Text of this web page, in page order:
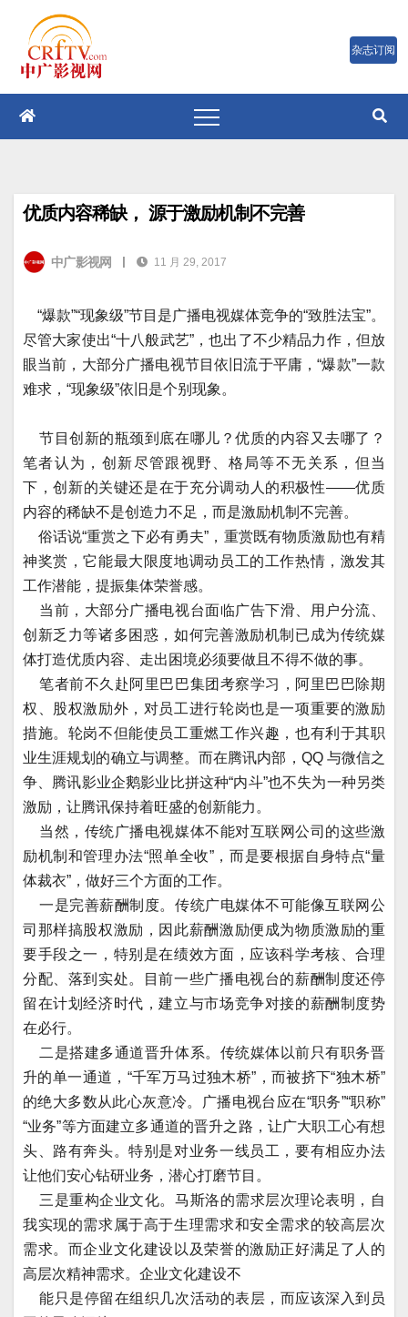
容
优质内容稀缺， 源于激励机制不完善
中广影视网 11 月 29, 2017
“爆款”“现象级”节目是广播电视媒体竞争的“致胜法宝”。
尽管大家使出“十八般武艺”，也出了不少精品力作，但放
眼当前，大部分广播电视节目依旧流于平庸，“爆款”一款
难求，“现象级”依旧是个别现象。
节目创新的瓶颈到底在哪儿？优质的内容又去哪了？
笔者认为，创新尽管跟视野、格局等不无关系，但当
下，创新的关键还是在于充分调动人的积极性——优质
内容的稀缺不是创造力不足，而是激励机制不完善。
俗话说“重赏之下必有勇夫”，重赏既有物质激励也有精
神奖赏，它能最大限度地调动员工的工作热情，激发其
工作潜能，提振集体荣誉感。
当前，大部分广播电视台面临广告下滑、用户分流、
创新乏力等诸多困惑，如何完善激励机制已成为传统媒
体打造优质内容、走出困境必须要做且不得不做的事。
笔者前不久赴阿里巴巴集团考察学习，阿里巴巴除期
权、股权激励外，对员工进行轮岗也是一项重要的激励
措施。轮岗不但能使员工重燃工作兴趣，也有利于其职
业生涯规划的确立与调整。而在腾讯内部，QQ 与微信之
争、腾讯影业企鹅影业比拼这种“内斗”也不失为一种另类
激励，让腾讯保持着旺盛的创新能力。
当然，传统广播电视媒体不能对互联网公司的这些激
励机制和管理办法“照单全收”，而是要根据自身特点“量
体裁衣”，做好三个方面的工作。
一是完善薪酬制度。传统广电媒体不可能像互联网公
司那样搞股权激励，因此薪酬激励便成为物质激励的重
要手段之一，特别是在绩效方面，应该科学考核、合理
分配、落到实处。目前一些广播电视台的薪酬制度还停
留在计划经济时代，建立与市场竞争对接的薪酬制度势
在必行。
二是搭建多通道晋升体系。传统媒体以前只有职务晋
升的单一通道，“千军万马过独木桥”，而被挤下“独木桥”
的绝大多数从此心灰意冷。广播电视台应在“职务”“职称”
“业务”等方面建立多通道的晋升之路，让广大职工心有想
头、路有奔头。特别是对业务一线员工，要有相应办法
让他们安心钻研业务，潜心打磨节目。
三是重构企业文化。马斯洛的需求层次理论表明，自
我实现的需求属于高于生理需求和安全需求的较高层次
需求。而企业文化建设以及荣誉的激励正好满足了人的
高层次精神需求。企业文化建设不
能只是停留在组织几次活动的表层，而应该深入到员